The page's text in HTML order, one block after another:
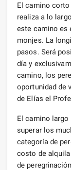
El camino
realiza a lo
este camino es
monjes. La
pasos. Será
día y
camino, los
oportunidad de
de Elías el
El camino largo
superar los
categoría de
costo de
de